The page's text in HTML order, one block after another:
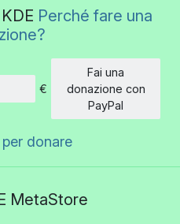
Perché fare una
Importo
€
Fai una
donazione con
PayPal
donare
MetaStore